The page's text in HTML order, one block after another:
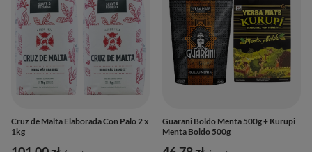
Cruz de Malta Elaborada Con Palo 2 x
1kg
Guarani Boldo Menta 500g + Kurupi
Menta Boldo 500g